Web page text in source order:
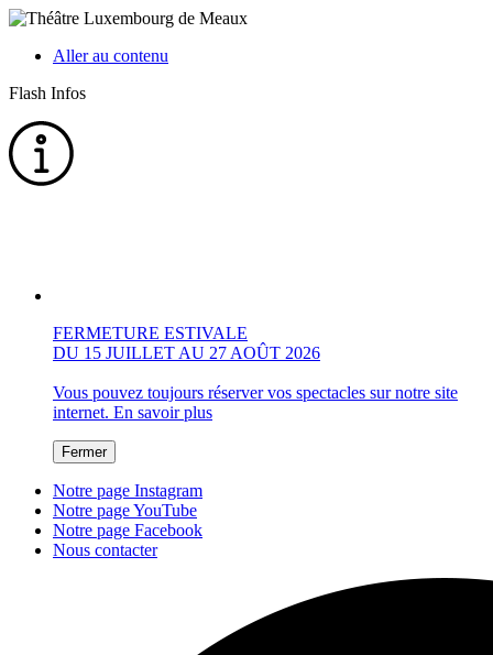
Aller au contenu
Flash Infos
FERMETURE ESTIVALE
DU 15 JUILLET AU 27 AOÛT 2026
Vous pouvez toujours réserver vos spectacles sur notre site
internet. En savoir plus
Fermer
Notre page Instagram
Notre page YouTube
Notre page Facebook
Nous contacter